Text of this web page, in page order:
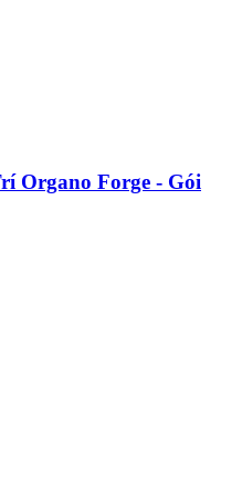
Organo Forge - Gói